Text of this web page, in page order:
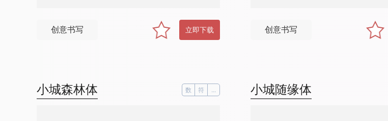
创意书写 立即下载 创意书写
小城森林体 数 符 ... 小城随缘体